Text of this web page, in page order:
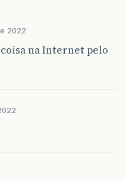
2022
na Internet pelo